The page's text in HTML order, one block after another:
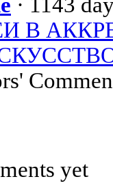
· 1143
В
yet